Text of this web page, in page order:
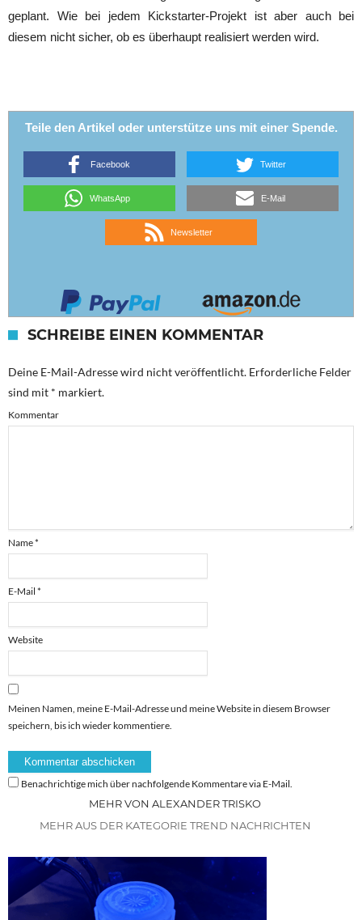
geplant. Wie bei jedem Kickstarter-Projekt ist aber auch bei
diesem nicht sicher, ob es überhaupt realisiert werden wird.
Teile den Artikel oder unterstütze uns mit einer Spende.
Facebook Twitter
WhatsApp E-Mail
Newsletter
SCHREIBE EINEN KOMMENTAR
Deine E-Mail-Adresse wird nicht veröffentlicht. Erforderliche Felder
sind mit * markiert.
Kommentar
Name*
E-Mail *
Website
Meinen Namen, meine E-Mail-Adresse und meine Website in diesem Browser
speichern, bis ich wieder kommentiere.
Benachrichtige mich über nachfolgende Kommentare via E-Mail.
MEHR VON ALEXANDER TRISKO
MEHR AUS DER KATEGORIE TREND NACHRICHTEN